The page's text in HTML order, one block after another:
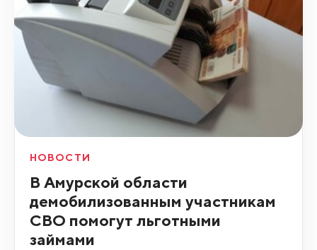
НОВОСТИ
В Амурской области
демобилизованным участникам
СВО помогут льготными
займами